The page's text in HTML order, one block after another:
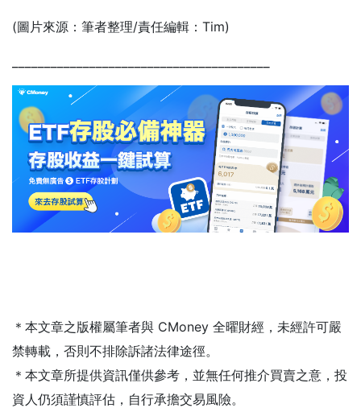
(圖片來源：筆者整理/責任編輯：Tim)
＊本文章之版權屬筆者與 CMoney 全曜財經，未經許可嚴
禁轉載，否則不排除訴諸法律途徑。
＊本文章所提供資訊僅供參考，並無任何推介買賣之意，投
資人仍須謹慎評估，自行承擔交易風險。